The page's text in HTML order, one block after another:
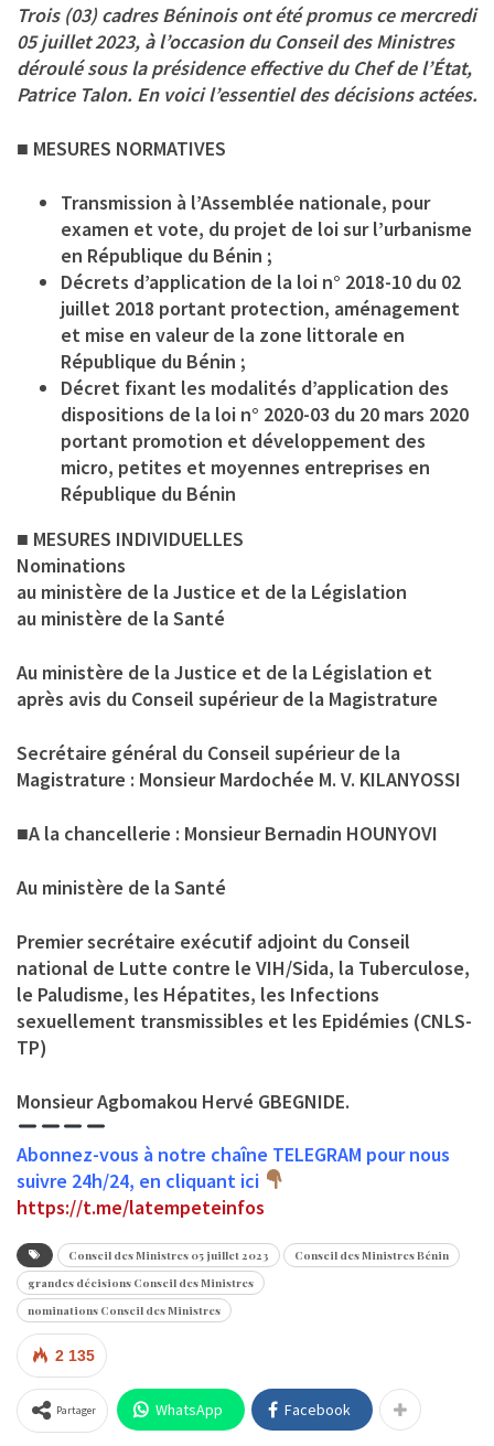
Trois (03) cadres Béninois ont été promus ce mercredi
05 juillet 2023, à l’occasion du Conseil des Ministres
déroulé sous la présidence effective du Chef de l’État,
Patrice Talon. En voici l’essentiel des décisions actées.
■ MESURES NORMATIVES
Transmission à l’Assemblée nationale, pour
examen et vote, du projet de loi sur l’urbanisme
en République du Bénin ;
Décrets d’application de la loi n° 2018-10 du 02
juillet 2018 portant protection, aménagement
et mise en valeur de la zone littorale en
République du Bénin ;
Décret fixant les modalités d’application des
dispositions de la loi n° 2020-03 du 20 mars 2020
portant promotion et développement des
micro, petites et moyennes entreprises en
République du Bénin
■ MESURES INDIVIDUELLES
Nominations
au ministère de la Justice et de la Législation
au ministère de la Santé
Au ministère de la Justice et de la Législation et
après avis du Conseil supérieur de la Magistrature
Secrétaire général du Conseil supérieur de la
Magistrature : Monsieur Mardochée M. V. KILANYOSSI
■A la chancellerie : Monsieur Bernadin HOUNYOVI
Au ministère de la Santé
Premier secrétaire exécutif adjoint du Conseil
national de Lutte contre le VIH/Sida, la Tuberculose,
le Paludisme, les Hépatites, les Infections
sexuellement transmissibles et les Epidémies (CNLS-
TP)
Monsieur Agbomakou Hervé GBEGNIDE.
Abonnez-vous à notre chaîne TELEGRAM pour nous
suivre 24h/24, en cliquant ici
https://t.me/latempeteinfos
Conseil des Ministres 05 juillet 2023
Conseil des Ministres Bénin
grandes décisions Conseil des Ministres
nominations Conseil des Ministres
2 135
Partager WhatsApp Facebook